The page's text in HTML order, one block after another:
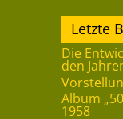
Letzte
Die
den
Album
1958